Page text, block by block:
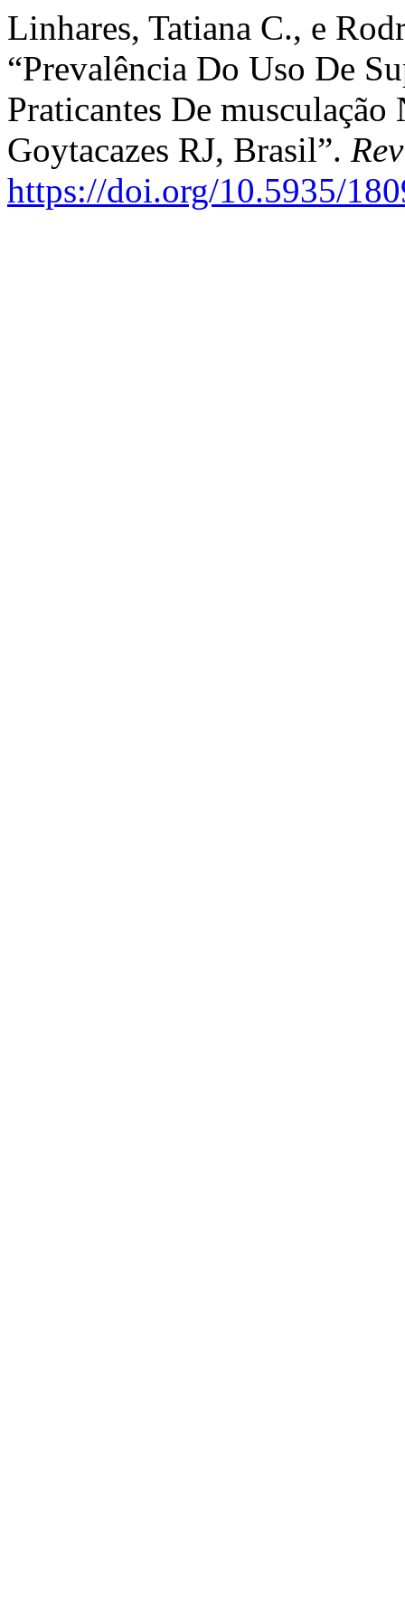
Linhares, Tatiana C., e
“Prevalência Do Uso De
Praticantes De musculação
Goytacazes RJ, Brasil”.
https://doi.org/10.5935/